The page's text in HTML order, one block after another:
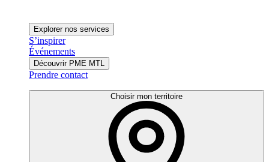
Explorer nos services
S’inspirer
Événements
Découvrir PME MTL
Prendre contact
Choisir mon territoire